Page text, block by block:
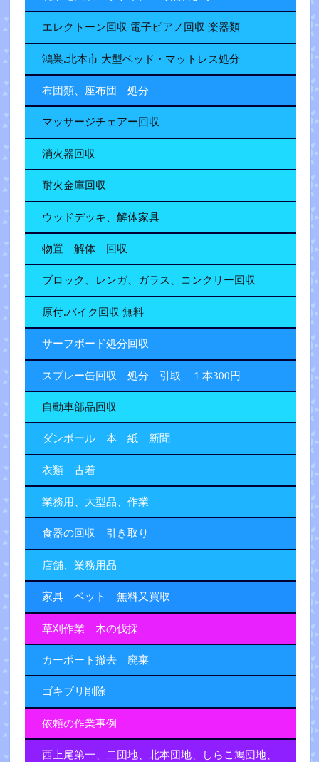
エレクトーン回収 電子ピアノ回収 楽器類
鴻巣.北本市 大型ベッド・マットレス処分
布団類、座布団 処分
マッサージチェアー回収
消火器回収
耐火金庫回収
ウッドデッキ、解体家具
物置 解体 回収
ブロック、レンガ、ガラス、コンクリー回収
原付.バイク回収 無料
サーフボード処分回収
スプレー缶回収 処分 引取 １本300円
自動車部品回収
ダンボール 本 紙 新聞
衣類 古着
業務用、大型品、作業
食器の回収 引き取り
店舗、業務用品
家具 ベット 無料又買取
草刈作業 木の伐採
カーポート撤去 廃棄
ゴキブリ削除
依頼の作業事例
西上尾第一、二団地、北本団地、しらこ鳩団地、